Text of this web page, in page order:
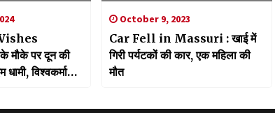
मौके पर दून की
विश्वकर्मा
October 9, 2023
Car Fell in Massuri : खाई में
गिरी पर्यटकों की कार, एक महिला की
मौत